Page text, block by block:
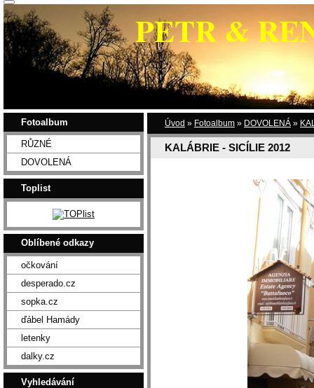
PETR &
Úvod » Fotoalbum » DOVOLENÁ »
KALÁBRIE - SICÍLIE 2012
Fotoalbum
RŮZNÉ
DOVOLENÁ
Toplist
Oblíbené odkazy
očkování
desperado.cz
sopka.cz
ďábel Hamády
letenky
dalky.cz
Vyhledávání